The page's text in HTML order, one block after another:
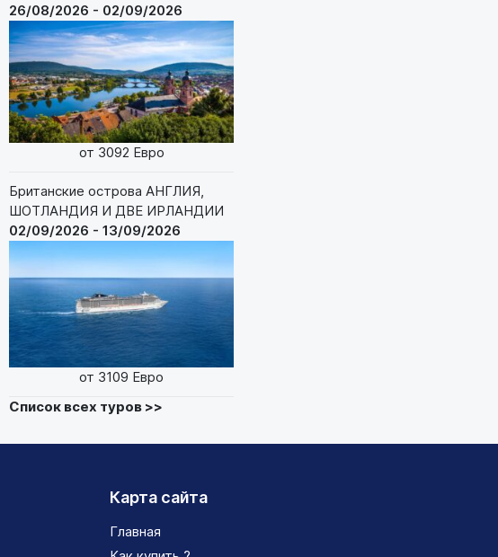
26/08/2026 - 02/09/2026
от 3092 Евро
Британские острова АНГЛИЯ,
ШОТЛАНДИЯ И ДВЕ ИРЛАНДИИ
02/09/2026 - 13/09/2026
от 3109 Евро
Список всех туров >>
Карта сайта
Главная